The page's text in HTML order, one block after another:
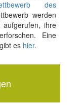
des
werden
ihre
Eine
es hier.